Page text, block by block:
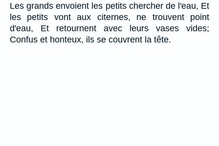
Les grands envoient les petits chercher de l'eau, Et
les petits vont aux citernes, ne trouvent point
d'eau, Et retournent avec leurs vases vides;
Confus et honteux, ils se couvrent la tête.